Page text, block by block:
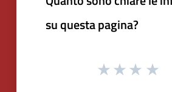
su questa pagina?